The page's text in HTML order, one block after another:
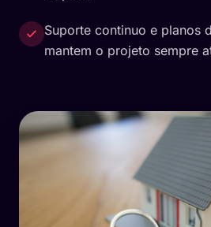
Suporte continuo e planos
mantem o projeto sempre